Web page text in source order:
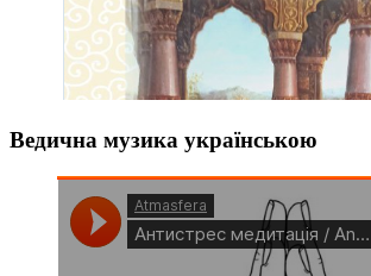
Ведична музика українською